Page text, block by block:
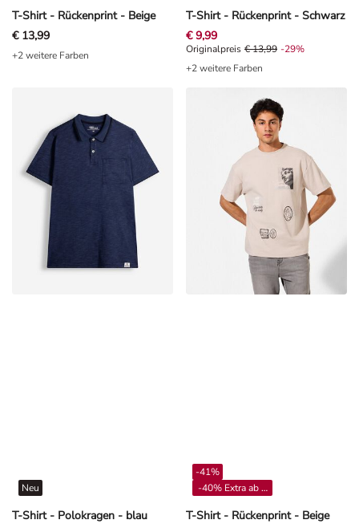
T-Shirt - Rückenprint - Beige
€ 13,99
+2 weitere Farben
T-Shirt - Rückenprint - Schwarz
€ 9,99
Originalpreis € 13,99, Rabat -29%
Originalpreis € 13,99 -29%
+2 weitere Farben
T-Shirt - Polokragen - blau
Neu
T-Shirt - Rückenprint - Beige
-41%
-40% Extra ab 4**